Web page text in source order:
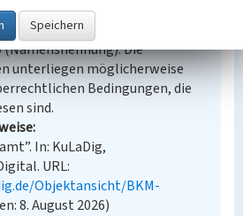
Hinweis
Inhalt steht unter der freien
Die
unterliegen möglicherweise
Bedingungen, die
sind.
In: KuLaDig,
URL:
Objektansicht/BKM-
8. August 2026)